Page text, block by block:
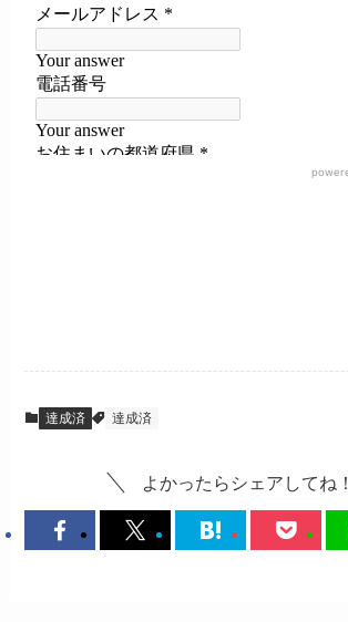
達成済 達成済
よかったらシェアしてね！